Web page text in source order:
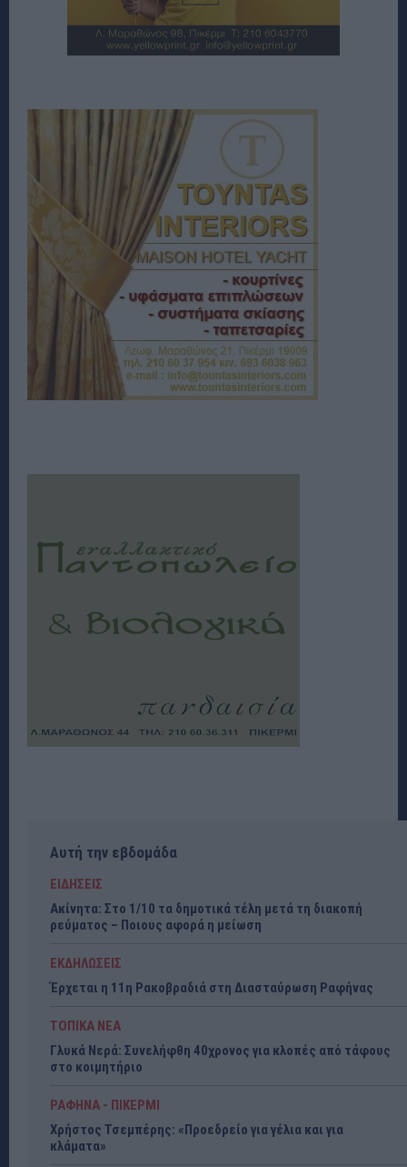
Αυτή την εβδομάδα
ΕΙΔΗΣΕΙΣ
Ακίνητα: Στο 1/10 τα δημοτικά τέλη μετά τη διακοπή
ρεύματος – Ποιους αφορά η μείωση
ΕΚΔΗΛΩΣΕΙΣ
Έρχεται η 11η Ρακοβραδιά στη Διασταύρωση Ραφήνας
ΤΟΠΙΚΑ ΝΕΑ
Γλυκά Νερά: Συνελήφθη 40χρονος για κλοπές από τάφους
στο κοιμητήριο
ΡΑΦΗΝΑ - ΠΙΚΕΡΜΙ
Χρήστος Τσεμπέρης: «Προεδρείο για γέλια και για
κλάματα»